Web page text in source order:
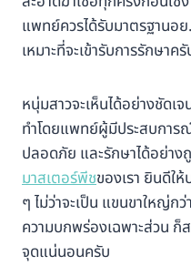
แพทย์ควรได้รับมาตรฐานอ
เหมาะที่จะเข้ารับการรักษาค
หนุ่มสาวจะเห็นได้อย่างชัดเ
ทำโดยแพทย์ผู้มีประสบการ
ปลอดภัย และรักษาได้อย่าง
มาสเตอร์พีชของเรา ยินดีใ
ๆ ไม่ว่าจะเป็น แขนขาใหญ่ก
ความบกพร่องเฉพาะส่วน ก็
จุดแน่นอนครับ